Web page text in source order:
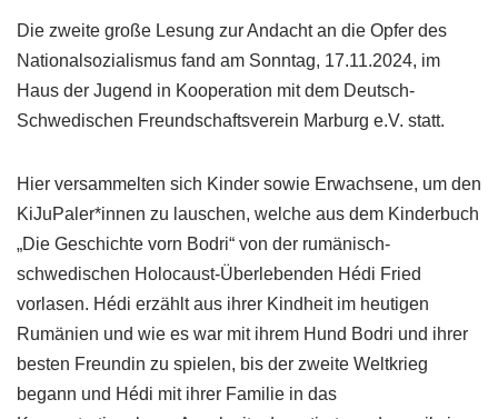
Die zweite große Lesung zur Andacht an die Opfer des
Nationalsozialismus fand am Sonntag, 17.11.2024, im
Haus der Jugend in Kooperation mit dem Deutsch-
Schwedischen Freundschaftsverein Marburg e.V. statt.
Hier versammelten sich Kinder sowie Erwachsene, um den
KiJuPaler*innen zu lauschen, welche aus dem Kinderbuch
„Die Geschichte vorn Bodri“ von der rumänisch-
schwedischen Holocaust-Überlebenden Hédi Fried
vorlasen. Hédi erzählt aus ihrer Kindheit im heutigen
Rumänien und wie es war mit ihrem Hund Bodri und ihrer
besten Freundin zu spielen, bis der zweite Weltkrieg
begann und Hédi mit ihrer Familie in das